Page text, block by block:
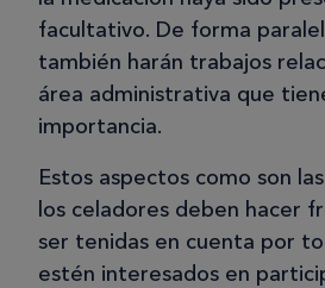
facultativo. De forma
también harán trabajos
área administrativa que
importancia.
Estos aspectos como son
los celadores deben hacer
ser tenidas en cuenta por
estén interesados en